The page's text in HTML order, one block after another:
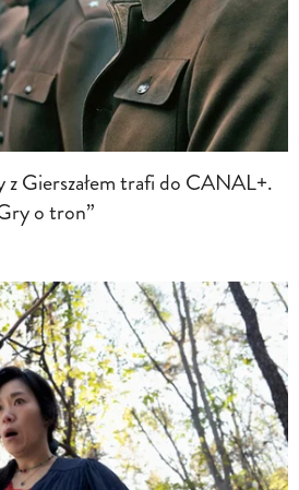
Gierszałem trafi do CANAL+.
o tron”